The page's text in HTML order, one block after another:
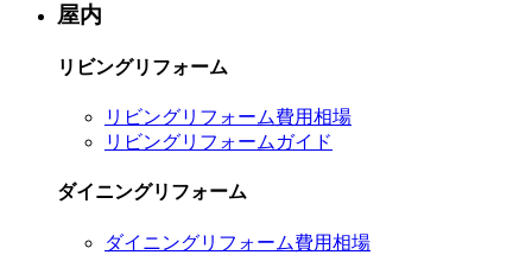
屋内
リビングリフォーム
リビングリフォーム費用相場
リビングリフォームガイド
ダイニングリフォーム
ダイニングリフォーム費用相場